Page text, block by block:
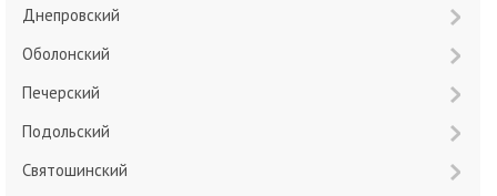
Днепровский
Оболонский
Печерский
Подольский
Святошинский